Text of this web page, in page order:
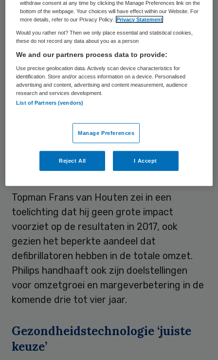
“betekenisvolle gevolgen” zal hebben voor
de bedrijfsvoering bij het betreffende
onderdeel.
De FDA tikte Philips in 2011 ook al op de
vingers. Een fabriek in Cleveland waar
medische scanners worden gemaakt, ging
daarop tijdelijk dicht. De resultaten zouden
woordvoerder verwacht Philips “geen
tweede Cleveland”, omdat sindsdien de
productieprocessen al aanzienlijk zijn
verbeterd.
Topman Frans van Houten zei in een
toelichting dat hij geen grote impact
voorziet op de resultaten in 2017, ook
gezien het beperkte aandeel dat
defibrillatoren hebben in de totale omzet.
Philips handhaaft ook zijn doelstellingen
voor omzetgroei en margeverbetering in de
komende drie tot vier jaar.
Gezondheidstechnologie ‘juiste
keuze’
withdraw consent at any time by clicking the Manage Preferences link on the
bottom of the webpage. Your choices will have effect within our Website. For
more details, refer to our Privacy Policy.
Privacy Statement
Would you rather not? Then we only place essential and statistical cookies,
these do not record any data about you as a person
We and our partners process data to provide:
Use precise geolocation data. Actively scan device characteristics for
identification. Store and/or access information on a device. Personalised
advertising and content, advertising and content measurement, audience
research and services development.
List of Partners (vendors)
Manage Preferences
Reject All I Accept